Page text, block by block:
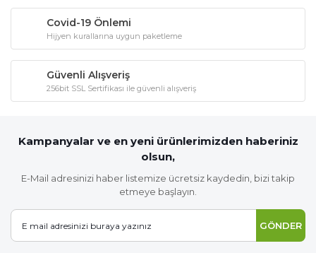
Covid-19 Önlemi
Hijyen kurallarına uygun paketleme
Güvenli Alışveriş
256bit SSL Sertifikası ile güvenli alışveriş
Kampanyalar ve en yeni ürünlerimizden haberiniz
olsun,
E-Mail adresinizi haber listemize ücretsiz kaydedin, bizi takip
etmeye başlayın.
GÖNDER